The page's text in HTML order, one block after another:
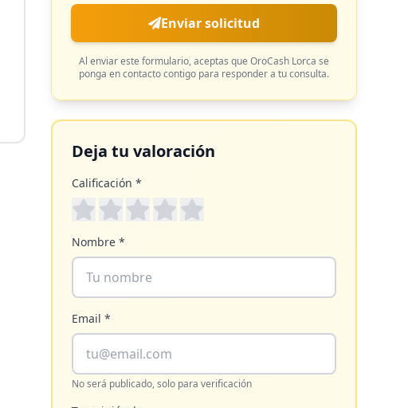
Enviar solicitud
Al enviar este formulario, aceptas que OroCash Lorca se
ponga en contacto contigo para responder a tu consulta.
Deja tu valoración
Calificación *
Nombre *
Email *
No será publicado, solo para verificación